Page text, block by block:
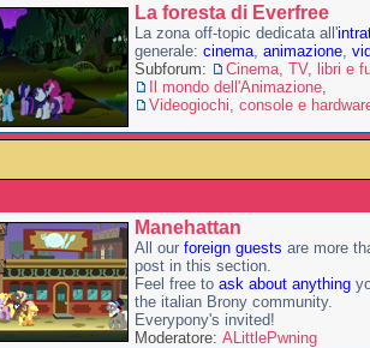
La foresta di Everfree
La zona off-topic dedicata all'
generale: cinema, animazione,
Subforum:
Cinema, TV, libri e
Il mondo dell'Animazione,
Videogiochi, console e
Manehattan
All our foreign guests are more
post in this section.
Feel free to ask about anything
the italian Brony community.
Everypony's invited!
Moderatore: ALittlePwning